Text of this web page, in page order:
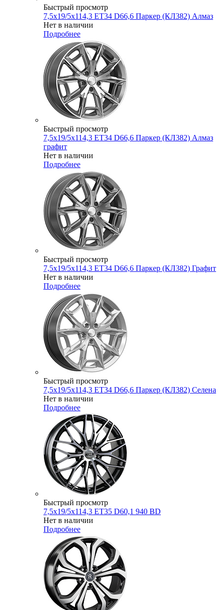
Быстрый просмотр
7,5x19/5x114,3 ET34 D66,6 Паркер (КЛ382) Алмаз
Нет в наличии
Подробнее
Быстрый просмотр
7,5x19/5x114,3 ET34 D66,6 Паркер (КЛ382) Алмаз
графит
Нет в наличии
Подробнее
Быстрый просмотр
7,5x19/5x114,3 ET34 D66,6 Паркер (КЛ382) Графит
Нет в наличии
Подробнее
Быстрый просмотр
7,5x19/5x114,3 ET34 D66,6 Паркер (КЛ382) Селена
Нет в наличии
Подробнее
Быстрый просмотр
7,5x19/5x114,3 ET35 D60,1 940 BD
Нет в наличии
Подробнее